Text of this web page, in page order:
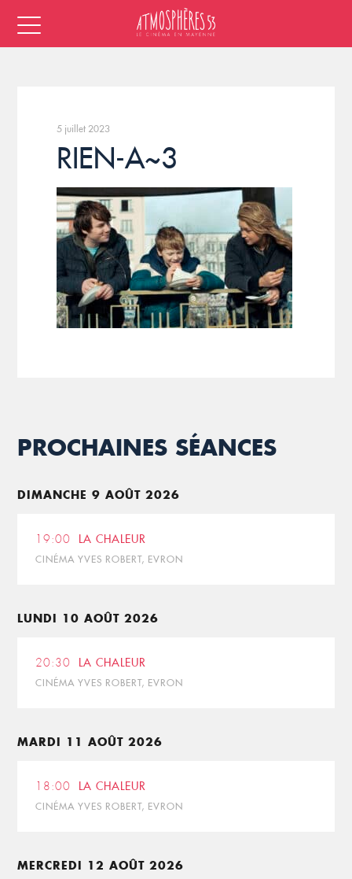
5 juillet 2023
RIEN-A~3
PROCHAINES SÉANCES
DIMANCHE 9 AOÛT 2026
19:00 LA CHALEUR
CINÉMA YVES ROBERT, EVRON
LUNDI 10 AOÛT 2026
20:30 LA CHALEUR
CINÉMA YVES ROBERT, EVRON
MARDI 11 AOÛT 2026
18:00 LA CHALEUR
CINÉMA YVES ROBERT, EVRON
MERCREDI 12 AOÛT 2026